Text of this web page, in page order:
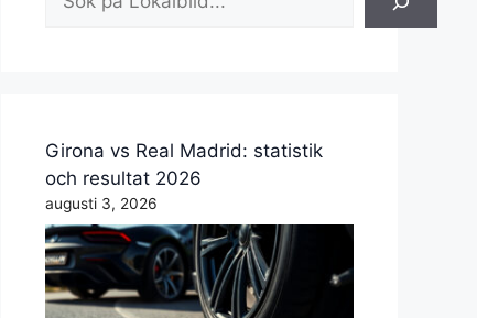
Girona vs Real Madrid: statistik
och resultat 2026
augusti 3, 2026